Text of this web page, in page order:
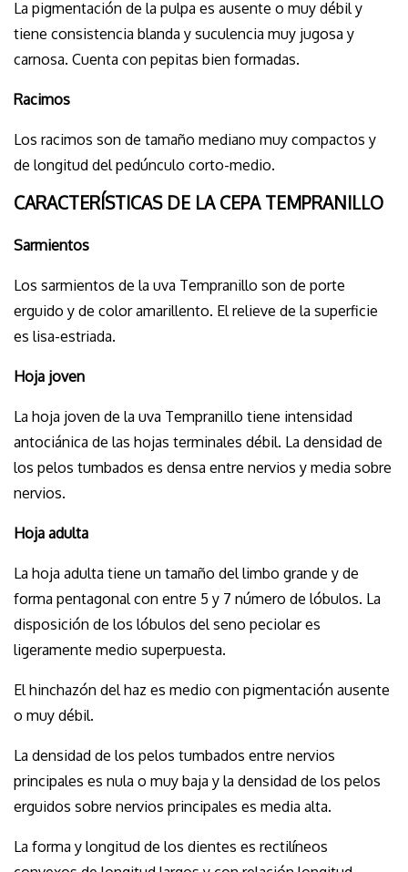
La pigmentación de la pulpa es ausente o muy débil y
tiene consistencia blanda y suculencia muy jugosa y
carnosa. Cuenta con pepitas bien formadas.
Racimos
Los racimos son de tamaño mediano muy compactos y
de longitud del pedúnculo corto-medio.
CARACTERÍSTICAS DE LA CEPA TEMPRANILLO
Sarmientos
Los sarmientos de la uva Tempranillo son de porte
erguido y de color amarillento. El relieve de la superficie
es lisa-estriada.
Hoja joven
La hoja joven de la uva Tempranillo tiene intensidad
antociánica de las hojas terminales débil. La densidad de
los pelos tumbados es densa entre nervios y media sobre
nervios.
Hoja adulta
La hoja adulta tiene un tamaño del limbo grande y de
forma pentagonal con entre 5 y 7 número de lóbulos. La
disposición de los lóbulos del seno peciolar es
ligeramente medio superpuesta.
El hinchazón del haz es medio con pigmentación ausente
o muy débil.
La densidad de los pelos tumbados entre nervios
principales es nula o muy baja y la densidad de los pelos
erguidos sobre nervios principales es media alta.
La forma y longitud de los dientes es rectilíneos